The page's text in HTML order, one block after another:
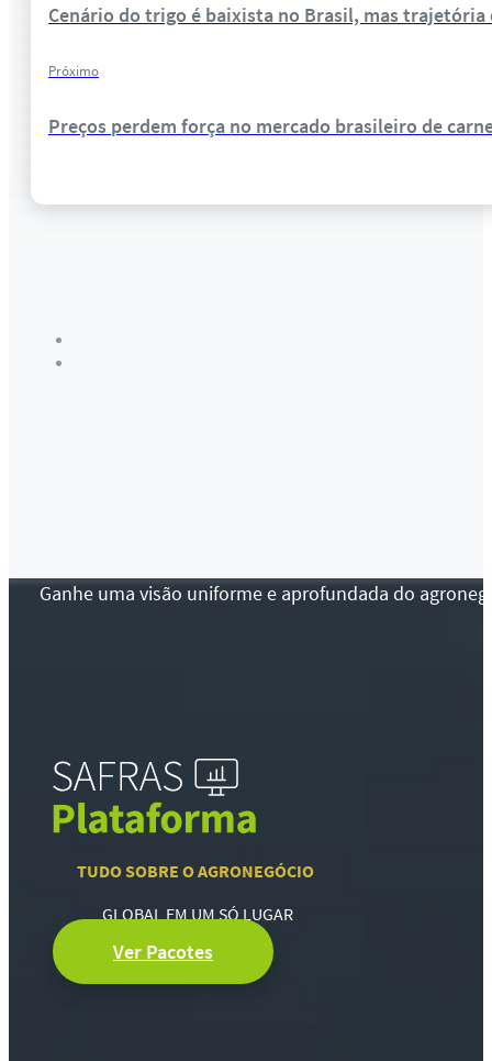
Cenário do trigo é baixista no Brasil, mas
Próximo
Preços perdem força no mercado brasileiro de
Ganhe uma visão uniforme e aprofundada do
TUDO SOBRE O AGRONEGÓCIO
GLOBAL EM UM SÓ LUGAR
Ver Pacotes